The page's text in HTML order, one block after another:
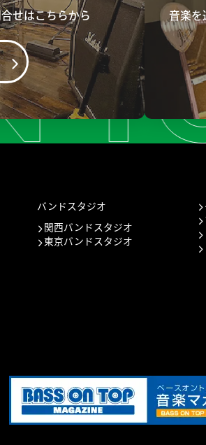
せはこちらから 音楽を
バンドスタジオ
関西バンドスタジオ
東京バンドスタジオ